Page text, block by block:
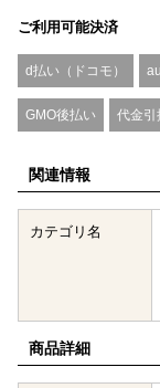
ご利用可能決済
d払い（ドコモ）
GMO後払い 代金引
関連情報
カテゴリ名
商品詳細